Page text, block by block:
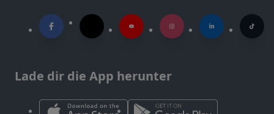
Lade dir die App herunter